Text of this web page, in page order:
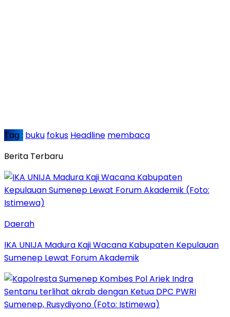
Tag : buku fokus Headline membaca
Berita Terbaru
Daerah
IKA UNIJA Madura Kaji Wacana Kabupaten Kepulauan
Sumenep Lewat Forum Akademik